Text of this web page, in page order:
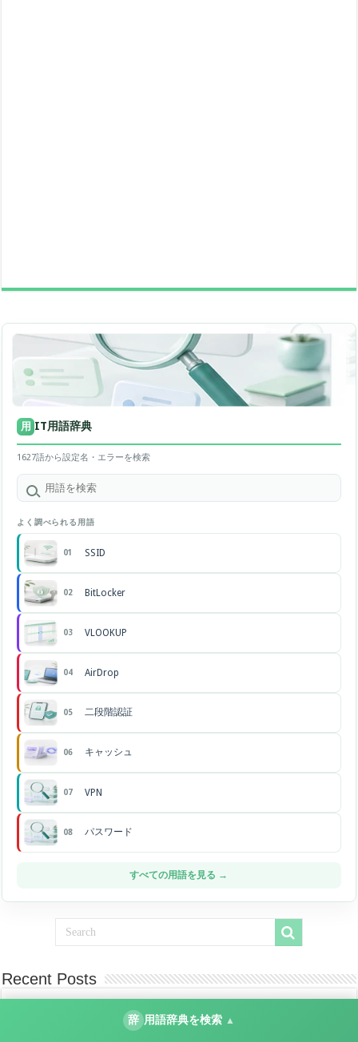
用 IT用語辞典
1627語から設定名・エラーを検索
よく調べられる用語
01 SSID
02 BitLocker
03 VLOOKUP
04 AirDrop
05 二段階認証
06 キャッシュ
07 VPN
08 パスワード
すべての用語を見る →
Recent Posts
Windows 11が黒い画面でマウスカーソルだけ表示さ
れる時の対処法
辞 用語辞典を検索 ▲